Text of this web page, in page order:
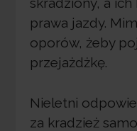
prawa jazdy.
oporów, żeby
przejażdżkę.
Nieletni
za kradzież